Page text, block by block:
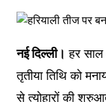
नई दिल्ली। हर साल
तृतीया तिथि को
से त्योहारों की